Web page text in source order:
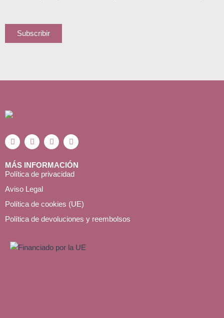
W
h
t
s
a
p
T
e
g
r
m
Y
o
u
b
I
n
t
a
g
MÁS INFORMACIÓN
Política de privacidad
Aviso Legal
Política de cookies (UE)
Política de devoluciones y reembolsos